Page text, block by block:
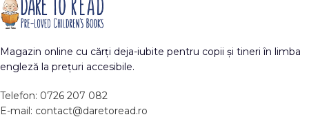
Magazin online cu cărți deja-iubite pentru copii și tineri în limba
engleză la prețuri accesibile.
Telefon: 0726 207 082
E-mail: contact@daretoread.ro